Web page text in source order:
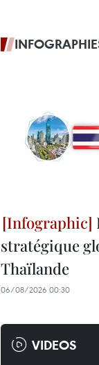
stratégique
Thaïlande
06/08/2026 00:30
VIDEOS